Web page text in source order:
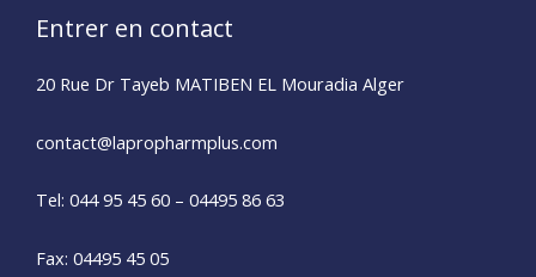
Entrer en contact
20 Rue Dr Tayeb MATIBEN EL Mouradia Alger
contact@lapropharmplus.com​
Tel: 044 95 45 60 – 04495 86 63
Fax: 04495 45 05